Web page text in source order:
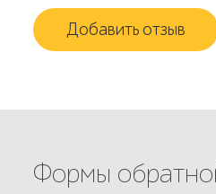
Добавить отзыв
Формы